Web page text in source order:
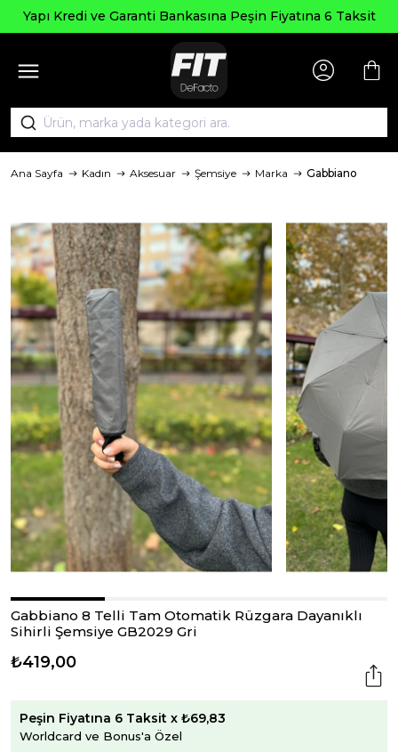
Yapı Kredi ve Garanti Bankasına Peşin Fiyatına 6 Taksit
Ana Sayfa Kadın Aksesuar Şemsiye Marka Gabbiano
Gabbiano 8 Telli Tam Otomatik Rüzgara Dayanıklı
Sihirli Şemsiye GB2029 Gri
₺419,00
Peşin Fiyatına 6 Taksit x ₺69,83
Worldcard ve Bonus'a Özel